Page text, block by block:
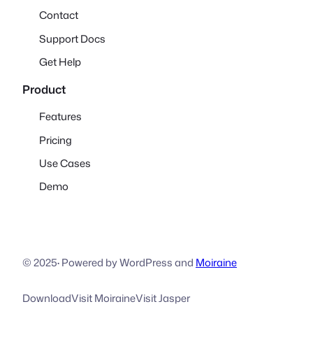
Contact
Support Docs
Get Help
Product
Features
Pricing
Use Cases
Demo
© 2025·Powered by WordPress and Moiraine
DownloadVisit MoiraineVisit Jasper